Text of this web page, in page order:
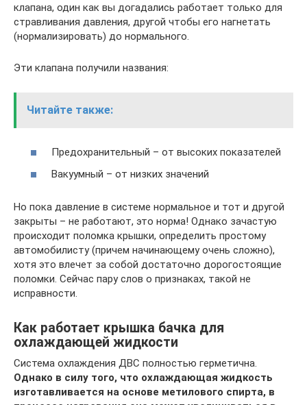
клапана, один как вы догадались работает только для
стравливания давления, другой чтобы его нагнетать
(нормализировать) до нормального.
Эти клапана получили названия:
Читайте также:
Предохранительный – от высоких показателей
Вакуумный – от низких значений
Но пока давление в системе нормальное и тот и другой
закрыты – не работают, это норма! Однако зачастую
происходит поломка крышки, определить простому
автомобилисту (причем начинающему очень сложно),
хотя это влечет за собой достаточно дорогостоящие
поломки. Сейчас пару слов о признаках, такой не
исправности.
Как работает крышка бачка для
охлаждающей жидкости
Система охлаждения ДВС полностью герметична.
Однако в силу того, что охлаждающая жидкость
изготавливается на основе метилового спирта, в